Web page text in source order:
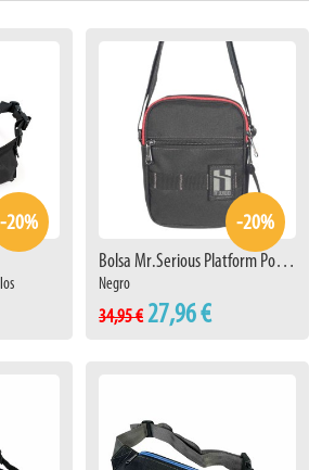
-20% -20%
Bolsa Mr.Serious Platform Pouch
Negro
34,95 € 27,96 €